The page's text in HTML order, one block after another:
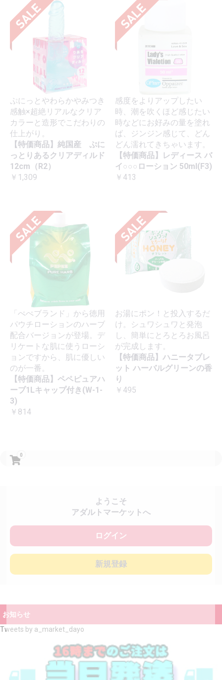
0
ようこそ
アダルトマーケットへ
ログイン
新規登録
お知らせ
Tweets by a_market_dayo
ぷにっとやわらかやみつき
感触×超絶リアルなクリア
カラーと造形でこだわりの
仕上がり。
【特価商品】純国産 ぷに
っとりあるクリアディルド
12cm（R2）
￥1,309
感度をよりアップしたい
時、潮を吹くほど感じたい
時などにお好みの量を塗れ
ば、ジンジン感じて、どん
どん濡れてきちゃいます。
【特価商品】レディース バ
イ○○○ローション 50ml(F3)
￥413
「ぺぺブランド」から徳用
パウチローションのハーブ
配合バージョンが登場。デ
リケートな肌に使うローシ
ョンですから、肌に優しい
のが一番。
【特価商品】ペペピュアハ
ーブ1Lキャップ付き(W-1-
3)
￥814
お湯にポン！と投入するだ
け。シュワシュワと発泡
し、簡単にとろとろお風呂
が完成します。
【特価商品】ハニータブレ
ット ハーバルグリーンの香
り
￥495